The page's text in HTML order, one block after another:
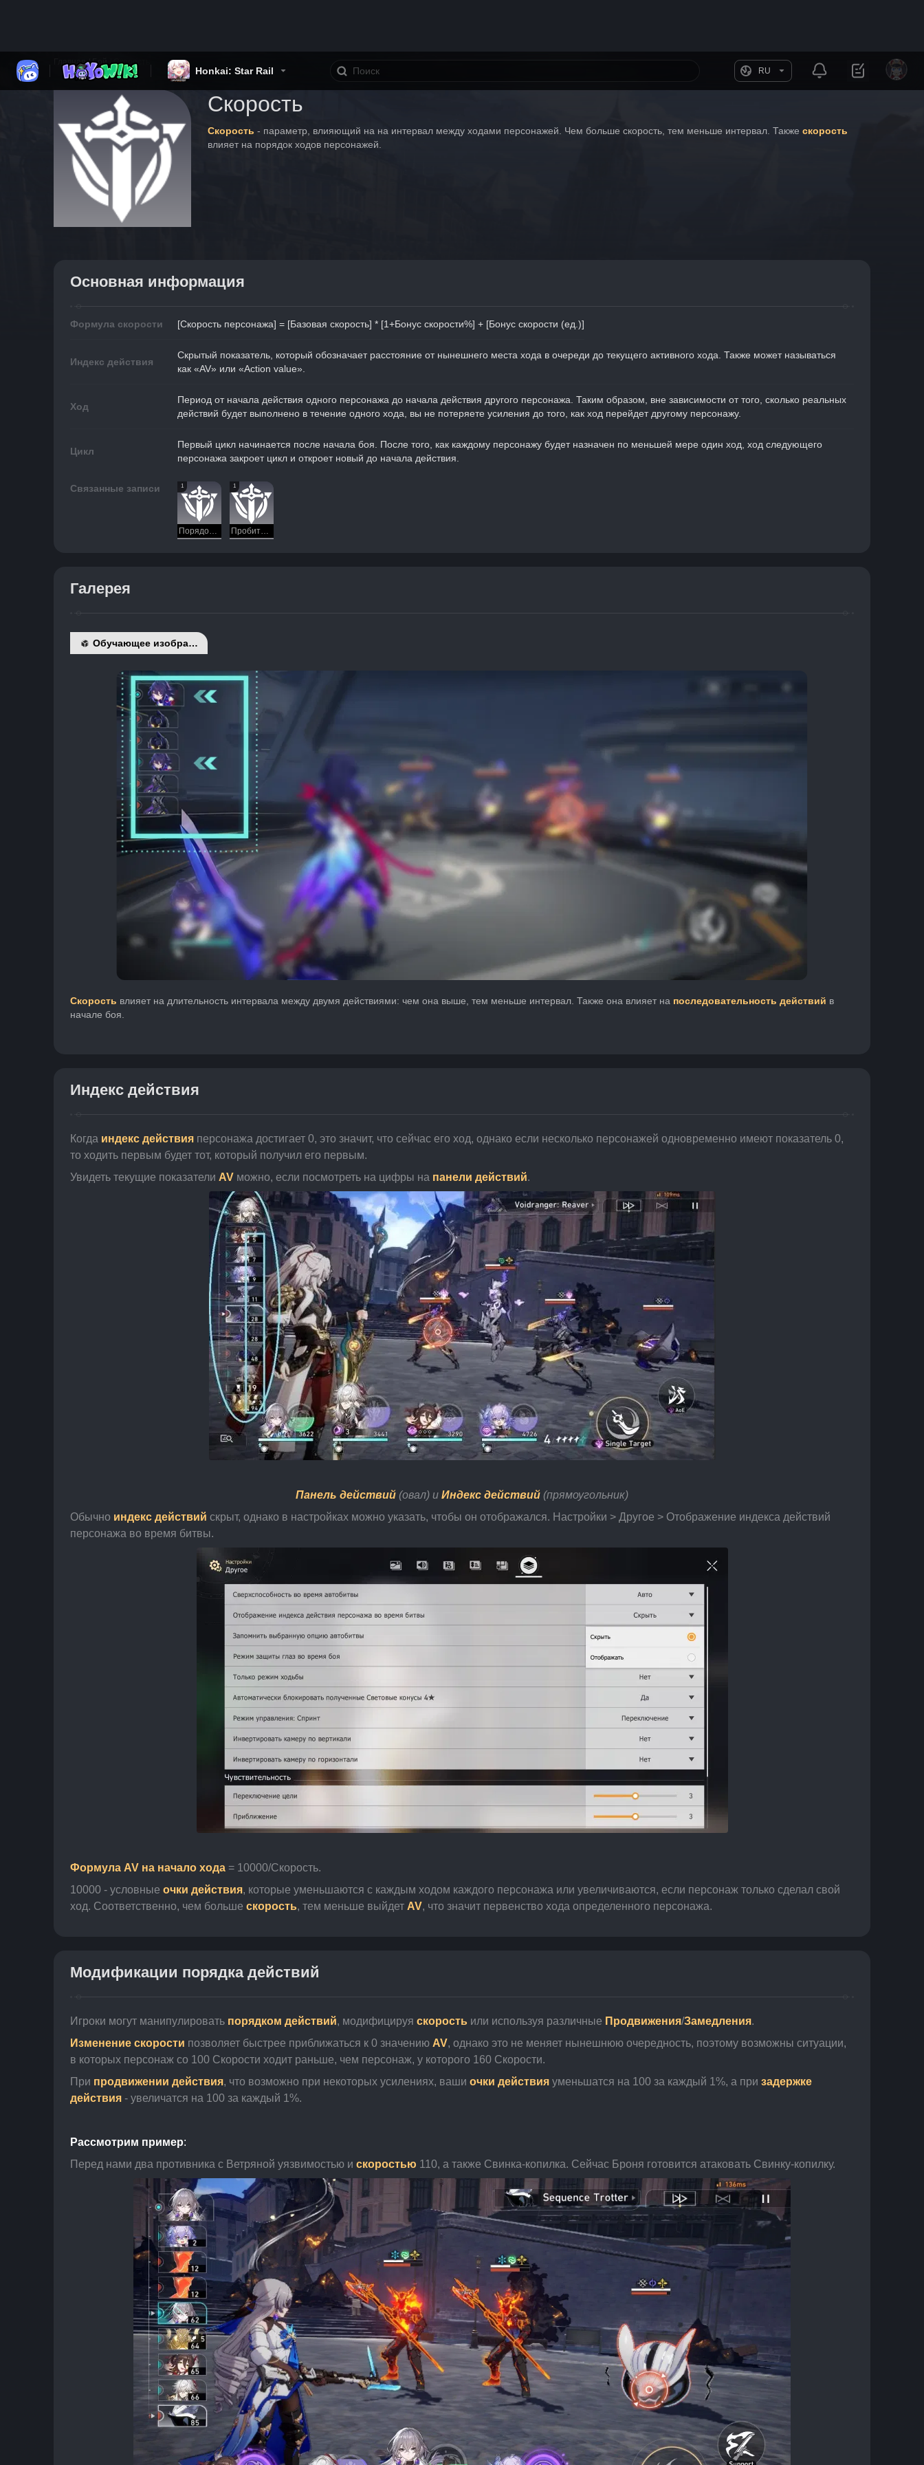
Скорость
Скорость - параметр, влияющий на на интервал между ходами персонажей. Чем больше скорость, тем меньше интервал. Также
влияет на порядок ходов персонажей.
Основная информация
Формула скорости [Скорость персонажа] = [Базовая скорость] * [1+Бонус скорости%] + [Бонус скорости (ед.)]
Индекс действия
Скрытый показатель, который обозначает расстояние от нынешнего места хода в очереди до текущего активного хода. Также может называться
как «AV» или «Action value».
Ход
Период от начала действия одного персонажа до начала действия другого персонажа. Таким образом, вне зависимости от того, сколько реальных
действий будет выполнено в течение одного хода, вы не потеряете усиления до того, как ход перейдет другому персонажу.
Цикл
Первый цикл начинается после начала боя. После того, как каждому персонажу будет назначен по меньшей мере один ход, ход следующего
персонажа закроет цикл и откроет новый до начала действия.
Связанные записи 1
Порядок действий
1
Пробитие уязвимости
Галерея
Скорость влияет на длительность интервала между двумя действиями: чем она выше, тем меньше интервал. Также она влияет на последовательность действий
начале боя.
Индекс действия
Когда индекс действия персонажа достигает 0, это значит, что сейчас его ход, однако если несколько персонажей одновременно имеют показатель 0,
то ходить первым будет тот, который получил его первым.
Увидеть текущие показатели AV можно, если посмотреть на цифры на панели действий
Панель действий (овал) и Индекс действий (прямоугольник)
Обычно индекс действий скрыт, однако в настройках можно указать, чтобы он отображался. Настройки > Другое > Отображение индекса действий
персонажа во время битвы.
Формула AV на начало хода = 10000/Скорость.
10000 - условные очки действия , которые уменьшаются с каждым ходом каждого персонажа или увеличиваются, если персонаж только сделал свой
ход. Соответственно, чем больше скорость , тем меньше выйдет AV , что значит первенство хода определенного персонажа.
Модификации порядка действий
Игроки могут манипулировать порядком действий , модифицируя скорость или используя различные Продвижения/Замедления
Изменение скорости позволяет быстрее приближаться к 0 значению AV , однако это не меняет нынешнюю очередность, поэтому возможны ситуации,
в которых персонаж со 100 Скорости ходит раньше, чем персонаж, у которого 160 Скорости.
При продвижении действия , что возможно при некоторых усилениях, ваши очки действия уменьшатся на 100 за каждый 1%, а при задержке
действия - увеличатся на 100 за каждый 1%.
Рассмотрим пример:
Перед нами два противника с Ветряной уязвимостью и скоростью 110, а также Свинка-копилка. Сейчас Броня готовится атаковать Свинку-копилку.